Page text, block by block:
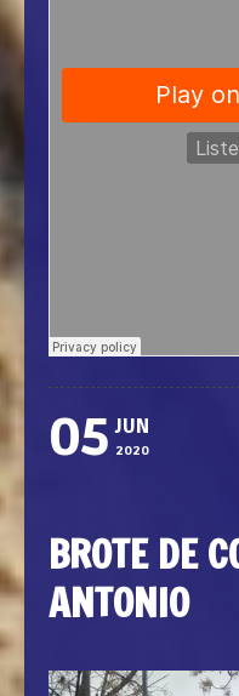
05 JUN
2020
BROTE DE
ANTONIO